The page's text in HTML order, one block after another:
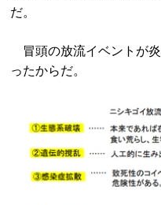
だ。
冒頭の放流イベントが
ったからだ。